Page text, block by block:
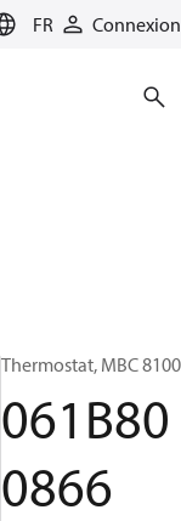
FR Connexion
Thermostat, MBC 8100
061B80
0866